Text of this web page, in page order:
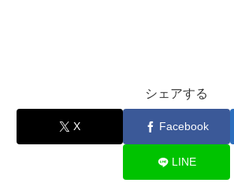
シェアする
X Facebook
LINE